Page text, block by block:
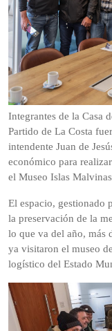
Integrantes de la Casa
Partido de La Costa
intendente Juan de
económico para
el Museo Islas
El espacio, gestionado
la preservación de la
lo que va del año, más
ya visitaron el museo
logístico del Estado